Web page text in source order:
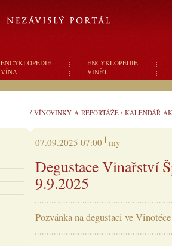
ENCYKLOPEDIE
VÍNA
ENCYKLOPEDIE
VINĚT
/ VÍNOVINKY A REPORTÁŽE / KALENDÁŘ
07.09.2025 07:00 my
Degustace Vinařství
9.9.2025
Pozvánka na degustaci ve